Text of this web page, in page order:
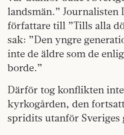
landsmän.” Journalisten
författare till ”Tills alla
sak: ”Den yngre
inte de äldre som de
borde.”
Därför tog konflikten
kyrkogården, den
spridits utanför Sveriges